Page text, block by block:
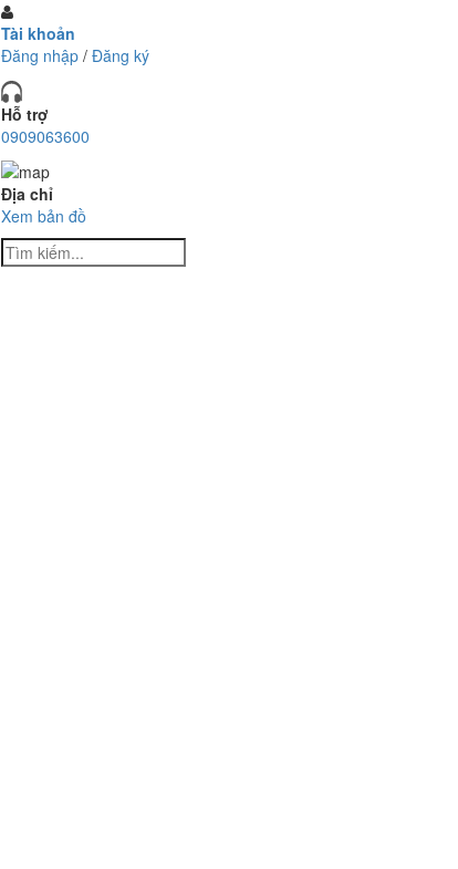
Tài khoản
Đăng nhập / Đăng ký
Hỗ trợ
0909063600
Địa chỉ
Xem bản đồ